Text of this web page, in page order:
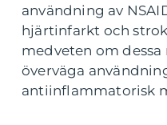
användning av
hjärtinfarkt och
medveten om dessa
överväga
antiinflammatorisk